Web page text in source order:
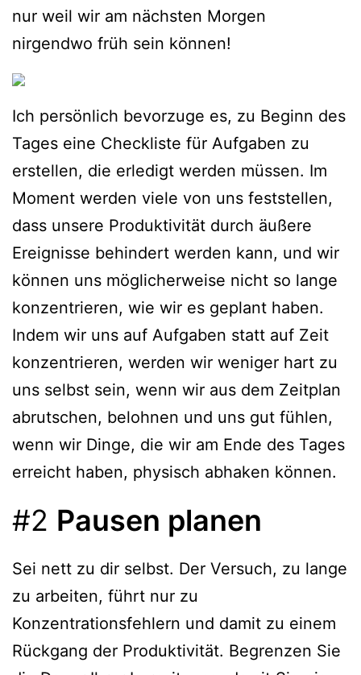
nur weil wir am nächsten Morgen
nirgendwo früh sein können!
Ich persönlich bevorzuge es, zu Beginn des
Tages eine Checkliste für Aufgaben zu
erstellen, die erledigt werden müssen. Im
Moment werden viele von uns feststellen,
dass unsere Produktivität durch äußere
Ereignisse behindert werden kann, und wir
können uns möglicherweise nicht so lange
konzentrieren, wie wir es geplant haben.
Indem wir uns auf Aufgaben statt auf Zeit
konzentrieren, werden wir weniger hart zu
uns selbst sein, wenn wir aus dem Zeitplan
abrutschen, belohnen und uns gut fühlen,
wenn wir Dinge, die wir am Ende des Tages
erreicht haben, physisch abhaken können.
#2 Pausen planen
Sei nett zu dir selbst. Der Versuch, zu lange
zu arbeiten, führt nur zu
Konzentrationsfehlern und damit zu einem
Rückgang der Produktivität. Begrenzen Sie